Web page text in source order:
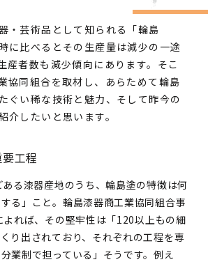
・芸術品として知られる「輪島
に比べるとその生産量は減少の一途
産者数も減少傾向にあります。そこ
協同組合を取材し、あらためて輪島
ぐい稀な技術と魅力、そして昨今の
介したいと思います。
工程
る漆器産地のうち、輪島塗の特徴は何
る」こと。輪島漆器商工業協同組合事
れば、その堅牢性は「120以上もの細
り出されており、それぞれの工程を専
業制で担っている」そうです。例え